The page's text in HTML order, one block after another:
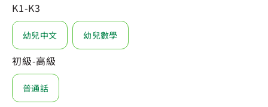
K1-K3
幼兒中文 幼兒數學
初級-高級
普通話